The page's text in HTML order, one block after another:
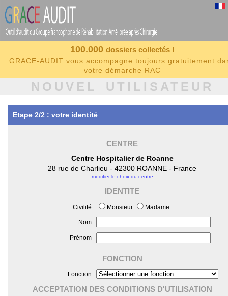
100.000 dossiers collectés !
GRACE-AUDIT vous accompagne toujours gratuitement
votre démarche RAC
NOUVEL UTILISATEUR
Etape 2/2 : votre identité
CENTRE
Centre Hospitalier de Roanne
28 rue de Charlieu - 42300 ROANNE - France
modifier le choix du centre
IDENTITE
Civilité Monsieur Madame
Nom
Prénom
FONCTION
Fonction
ACCEPTATION DES CONDITIONS D'UTILISATION